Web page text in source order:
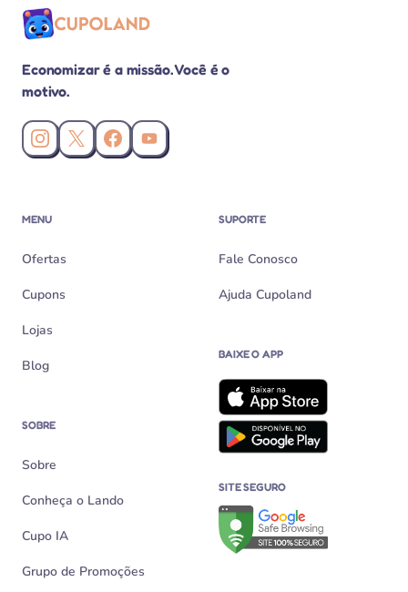
Economizar é a missão. Você é o
motivo.
Instagram da Cupoland
X (Twitter) da Cupoland
Facebook da Cupoland
Canal da Cupoland no YouTube
MENU
Ofertas
Cupons
Lojas
Blog
SOBRE
Sobre
Conheça o Lando
Cupo IA
Grupo de Promoções
SUPORTE
Fale Conosco
Ajuda Cupoland
BAIXE O APP
SITE SEGURO
Verificação de site seguro